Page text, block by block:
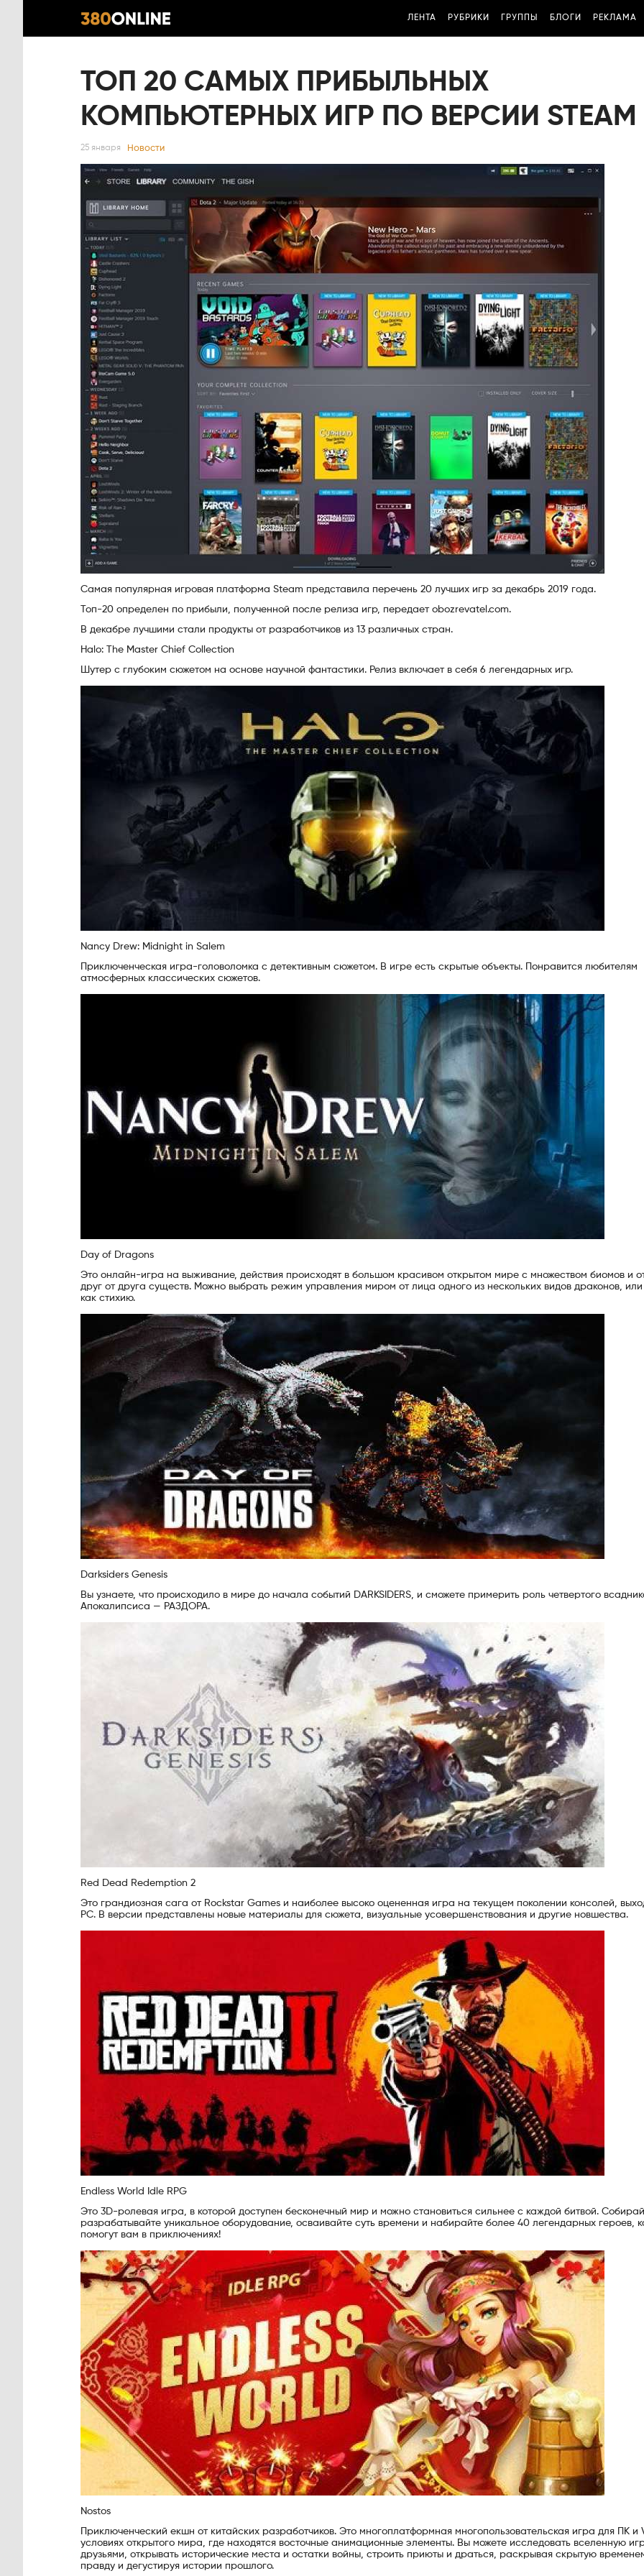
ЛЕНТА РУБРИКИ ГРУППЫ БЛОГИ РЕКЛАМА
ТОП 20 САМЫХ ПРИБЫЛЬНЫХ
КОМПЬЮТЕРНЫХ ИГР ПО ВЕРСИИ STEAM
25 января Новости
Самая популярная игровая платформа Steam представила перечень 20 лучших игр за декабрь 2019 года.
Топ-20 определен по прибыли, полученной после релиза игр, передает obozrevatel.com.
В декабре лучшими стали продукты от разработчиков из 13 различных стран.
Halo: The Master Chief Collection
Шутер с глубоким сюжетом на основе научной фантастики. Релиз включает в себя 6 легендарных игр.
Nancy Drew: Midnight in Salem
Приключенческая игра-головоломка с детективным сюжетом. В игре есть скрытые объекты. Понравится любителям
атмосферных классических сюжетов.
Day of Dragons
Это онлайн-игра на выживание, действия происходят в большом красивом открытом мире с множеством биомов и
друг от друга существ. Можно выбрать режим управления миром от лица одного из нескольких видов драконов, или
как стихию.
Darksiders Genesis
Вы узнаете, что происходило в мире до начала событий DARKSIDERS, и сможете примерить роль четвертого
Апокалипсиса — РАЗДОРА.
Red Dead Redemption 2
Это грандиозная сага от Rockstar Games и наиболее высоко оцененная игра на текущем поколении консолей,
PC. В версии представлены новые материалы для сюжета, визуальные усовершенствования и другие новшества.
Endless World Idle RPG
Это 3D-ролевая игра, в которой доступен бесконечный мир и можно становиться сильнее с каждой битвой.
разрабатывайте уникальное оборудование, осваивайте суть времени и набирайте более 40 легендарных героев,
помогут вам в приключениях!
Nostos
Приключенческий екшн от китайских разработчиков. Это многоплатформная многопользовательская игра для ПК и
условиях открытого мира, где находятся восточные анимационные элементы. Вы можете исследовать вселенную
друзьями, открывать исторические места и остатки войны, строить приюты и драться, раскрывая скрытую
правду и дегустируя истории прошлого.